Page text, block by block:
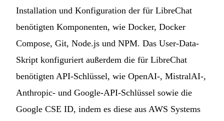
Installation und Konfiguration der für LibreChat
benötigten Komponenten, wie Docker, Docker
Compose, Git, Node.js und NPM. Das User-Data-
Skript konfiguriert außerdem die für LibreChat
benötigten API-Schlüssel, wie OpenAI-, MistralAI-,
Anthropic- und Google-API-Schlüssel sowie die
Google CSE ID, indem es diese aus AWS Systems